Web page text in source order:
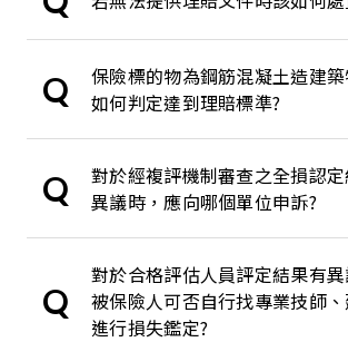
車險小學堂-保戶權益相
防詐騙宣導Q&A
旅遊綜合保險
旅行不便保險Q&A
住宅火險及地震險
Q
保險標的物為鋼筋混凝土造建築
如何判定達到理賠標準?
Q
對於經複評機制審查之全損認
異議時，應向哪個單位申訴?
Q
對於合格評估人員評定結果有異
被保險人可否自行找專業技師
進行損失鑑定?